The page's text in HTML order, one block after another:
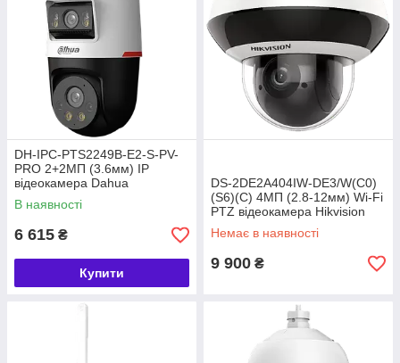
DH-IPC-PTS2249B-E2-S-PV-
PRO 2+2МП (3.6мм) IP
відеокамера Dahua
В наявності
6 615 ₴
Купити
DS-2DE2A404IW-DE3/W(C0)
(S6)(C) 4МП (2.8-12мм) Wi-Fi
PTZ відеокамера Hikvision
Немає в наявності
9 900 ₴